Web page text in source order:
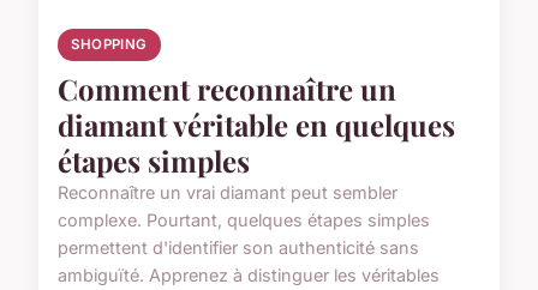
SHOPPING
Comment reconnaître un
diamant véritable en quelques
étapes simples
Reconnaître un vrai diamant peut sembler
complexe. Pourtant, quelques étapes simples
permettent d'identifier son authenticité sans
ambiguïté. Apprenez à distinguer les véritables